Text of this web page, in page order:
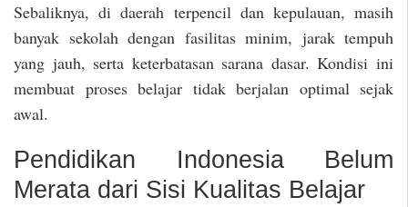
Sebaliknya, di daerah terpencil dan kepulauan, masih
banyak sekolah dengan fasilitas minim, jarak tempuh
yang jauh, serta keterbatasan sarana dasar. Kondisi ini
membuat proses belajar tidak berjalan optimal sejak
awal.
Pendidikan Indonesia Belum
Merata dari Sisi Kualitas Belajar